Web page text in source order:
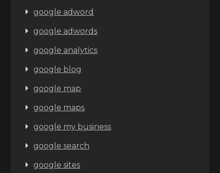
google adword
google adwords
google analytics
google blog
google map
google maps
google my business
google search
google sites